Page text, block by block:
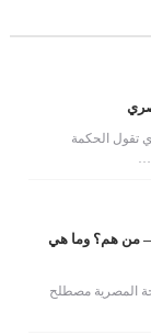
تقول الحكمة
من هم؟ وما هي
المصرية مصطلح